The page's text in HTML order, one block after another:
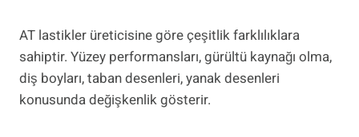
AT lastikler üreticisine göre çeşitlik farklılıklara
sahiptir. Yüzey performansları, gürültü kaynağı olma,
diş boyları, taban desenleri, yanak desenleri
konusunda değişkenlik gösterir.